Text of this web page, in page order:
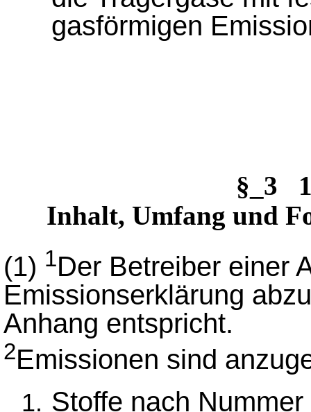
gasförmigen
§_3
Inhalt, Umfang und
(1) 1Der Betreiber einer
Emissionserklärung
Anhang entspricht.
2Emissionen sind
Stoffe nach